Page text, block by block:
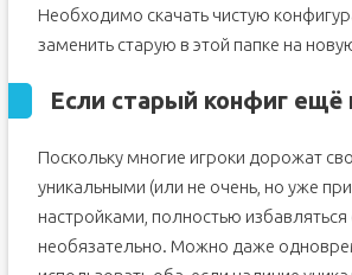
Необходимо скачать чистую
заменить старую в этой папке на
Если старый конфиг ещё
Поскольку многие игроки дорожат
уникальными (или не очень, но уже
настройками, полностью
необязательно. Можно даже